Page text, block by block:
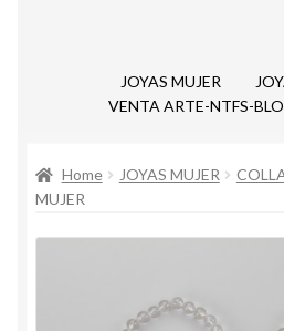
VENTA ARTE-NTFS-
JOYAS MUJER
VENTA ARTE-NTFS-
Home JOYAS MUJER
MUJER